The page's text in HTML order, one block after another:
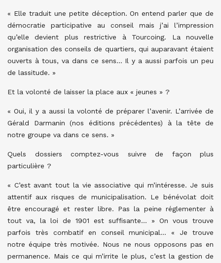
« Elle traduit une petite déception. On entend parler que de
démocratie participative au conseil mais j’ai l’impression
qu’elle devient plus restrictive à Tourcoing. La nouvelle
organisation des conseils de quartiers, qui auparavant étaient
ouverts à tous, va dans ce sens… Il y a aussi parfois un peu
de lassitude. »
Et la volonté de laisser la place aux « jeunes » ?
« Oui, il y a aussi la volonté de préparer l’avenir. L’arrivée de
Gérald Darmanin (nos éditions précédentes) à la tête de
notre groupe va dans ce sens. »
Quels dossiers comptez-vous suivre de façon plus
particulière ?
« C’est avant tout la vie associative qui m’intéresse. Je suis
attentif aux risques de municipalisation. Le bénévolat doit
être encouragé et rester libre. Pas la peine réglementer à
tout va, la loi de 1901 est suffisante… » On vous trouve
parfois très combatif en conseil municipal… « Je trouve
notre équipe très motivée. Nous ne nous opposons pas en
permanence. Mais ce qui m’irrite le plus, c’est la gestion de